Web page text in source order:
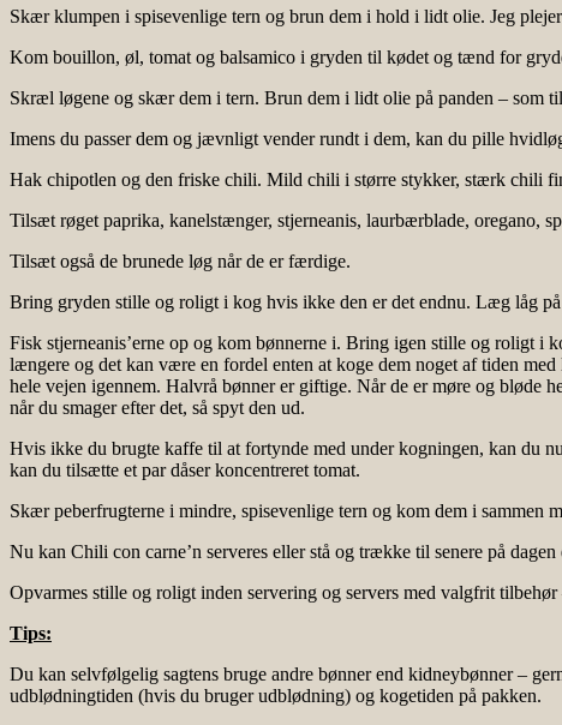
Skær klumpen i spisevenlige tern og brun dem i hold i lidt olie. Jeg
Kom bouillon, øl, tomat og balsamico i gryden til kødet og tænd for
Skræl løgene og skær dem i tern. Brun dem i lidt olie på panden – som
Imens du passer dem og jævnligt vender rundt i dem, kan du pille
Hak chipotlen og den friske chili. Mild chili i større stykker, stærk chili
Tilsæt røget paprika, kanelstænger, stjerneanis, laurbærblade, oregano,
Tilsæt også de brunede løg når de er færdige.
Bring gryden stille og roligt i kog hvis ikke den er det endnu. Læg låg
Fisk stjerneanis’erne op og kom bønnerne i. Bring igen stille og roligt i
længere og det kan være en fordel enten at koge dem noget af tiden
hele vejen igennem. Halvrå bønner er giftige. Når de er møre og bløde
når du smager efter det, så spyt den ud.
Hvis ikke du brugte kaffe til at fortynde med under kogningen, kan du
kan du tilsætte et par dåser koncentreret tomat.
Skær peberfrugterne i mindre, spisevenlige tern og kom dem i sammen
Nu kan Chili con carne’n serveres eller stå og trække til senere på
Opvarmes stille og roligt inden servering og servers med valgfrit
Tips:
Du kan selvfølgelig sagtens bruge andre bønner end kidneybønner –
udblødningtiden (hvis du bruger udblødning) og kogetiden på pakken.